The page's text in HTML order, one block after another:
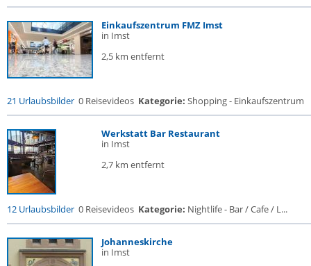
Einkaufszentrum FMZ Imst
in Imst
2,5 km entfernt
21 Urlaubsbilder 0 Reisevideos Kategorie: Shopping - Einkaufszentrum
Werkstatt Bar Restaurant
in Imst
2,7 km entfernt
12 Urlaubsbilder 0 Reisevideos Kategorie: Nightlife - Bar / Cafe / L...
Johanneskirche
in Imst